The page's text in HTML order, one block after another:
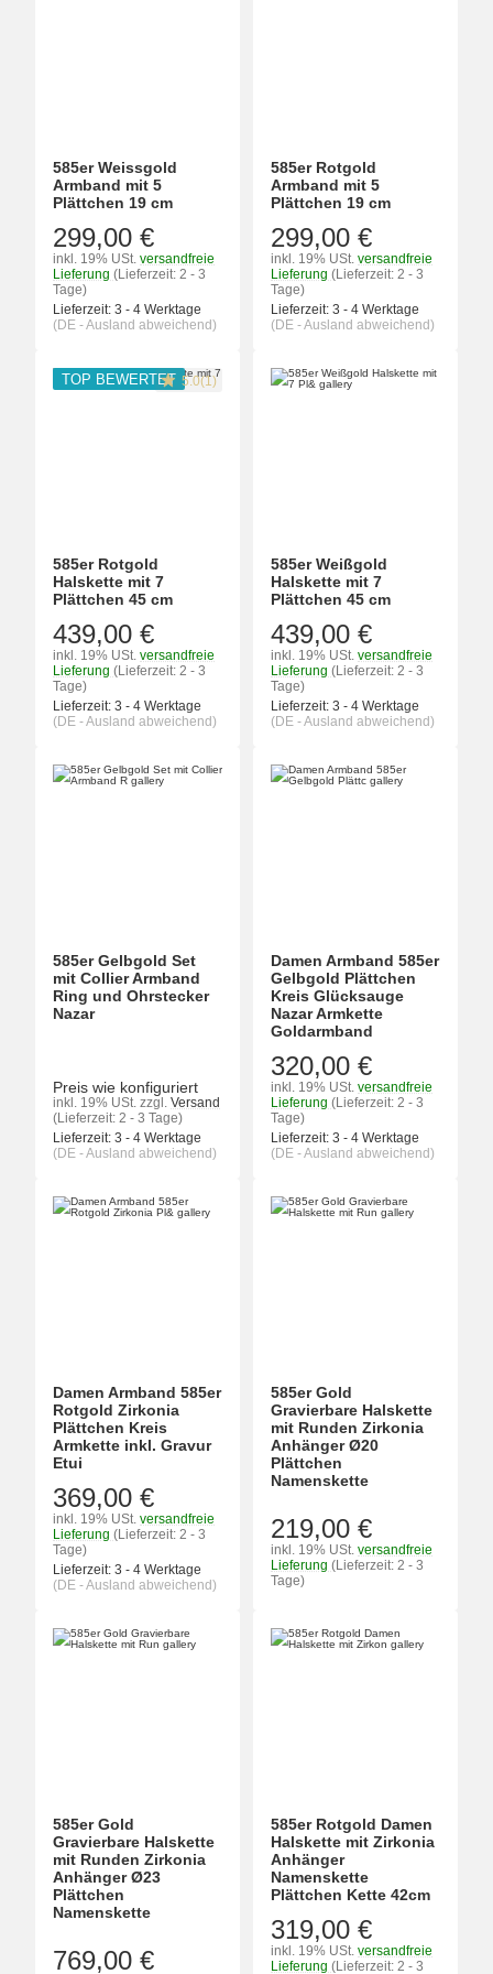
585er Weissgold
Armband mit 5
Plättchen 19 cm
299,00 €
inkl. 19% USt. versandfreie
Lieferung (Lieferzeit: 2 - 3
Tage)
Lieferzeit: 3 - 4 Werktage
(DE - Ausland abweichend)
585er Rotgold
Armband mit 5
Plättchen 19 cm
299,00 €
inkl. 19% USt. versandfreie
Lieferung (Lieferzeit: 2 - 3
Tage)
Lieferzeit: 3 - 4 Werktage
(DE - Ausland abweichend)
TOP BEWERTET 5.0(1)
585er Rotgold
Halskette mit 7
Plättchen 45 cm
439,00 €
inkl. 19% USt. versandfreie
Lieferung (Lieferzeit: 2 - 3
Tage)
Lieferzeit: 3 - 4 Werktage
(DE - Ausland abweichend)
585er Weißgold
Halskette mit 7
Plättchen 45 cm
439,00 €
inkl. 19% USt. versandfreie
Lieferung (Lieferzeit: 2 - 3
Tage)
Lieferzeit: 3 - 4 Werktage
(DE - Ausland abweichend)
585er Gelbgold Set
mit Collier Armband
Ring und Ohrstecker
Nazar
Preis wie konfiguriert
inkl. 19% USt. zzgl. Versand
(Lieferzeit: 2 - 3 Tage)
Lieferzeit: 3 - 4 Werktage
(DE - Ausland abweichend)
Damen Armband 585er
Gelbgold Plättchen
Kreis Glücksauge
Nazar Armkette
Goldarmband
320,00 €
inkl. 19% USt. versandfreie
Lieferung (Lieferzeit: 2 - 3
Tage)
Lieferzeit: 3 - 4 Werktage
(DE - Ausland abweichend)
Damen Armband 585er
Rotgold Zirkonia
Plättchen Kreis
Armkette inkl. Gravur
Etui
369,00 €
inkl. 19% USt. versandfreie
Lieferung (Lieferzeit: 2 - 3
Tage)
Lieferzeit: 3 - 4 Werktage
(DE - Ausland abweichend)
585er Gold
Gravierbare Halskette
mit Runden Zirkonia
Anhänger Ø20
Plättchen
Namenskette
219,00 €
inkl. 19% USt. versandfreie
Lieferung (Lieferzeit: 2 - 3
Tage)
585er Gold
Gravierbare Halskette
mit Runden Zirkonia
Anhänger Ø23
Plättchen
Namenskette
769,00 €
585er Rotgold Damen
Halskette mit Zirkonia
Anhänger
Namenskette
Plättchen Kette 42cm
319,00 €
inkl. 19% USt. versandfreie
Lieferung (Lieferzeit: 2 - 3